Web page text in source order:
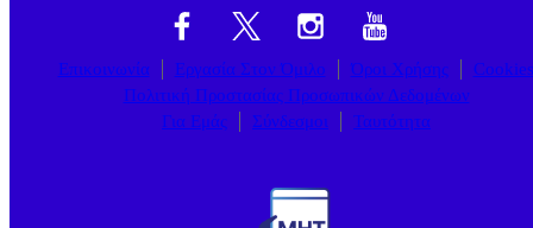
Επικοινωνία Εργασία Στον Όμιλο Όροι Χρήσης
Cookies
Πολιτική Προστασίας Προσωπικών Δεδομένων
Για Εμάς
Σύνδεσμοι Ταυτότητα